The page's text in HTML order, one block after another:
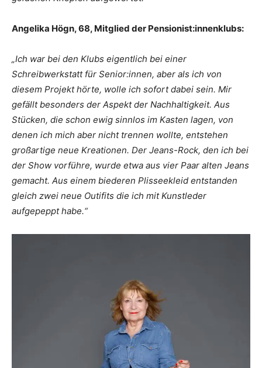
Angelika Högn, 68, Mitglied der Pensionist:innenklubs:
„Ich war bei den Klubs eigentlich bei einer
Schreibwerkstatt für Senior:innen, aber als ich von
diesem Projekt hörte, wolle ich sofort dabei sein. Mir
gefällt besonders der Aspekt der Nachhaltigkeit. Aus
Stücken, die schon ewig sinnlos im Kasten lagen, von
denen ich mich aber nicht trennen wollte, entstehen
großartige neue Kreationen. Der Jeans-Rock, den ich bei
der Show vorführe, wurde etwa aus vier Paar alten Jeans
gemacht. Aus einem biederen Plisseekleid entstanden
gleich zwei neue Outifits die ich mit Kunstleder
aufgepeppt habe.“